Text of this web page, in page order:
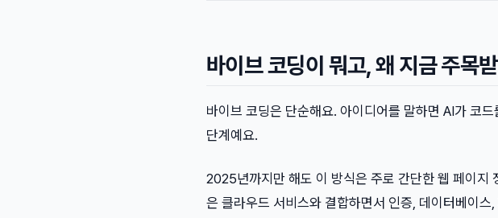
바이브 코딩이 뭐고, 왜 지금 주목
바이브 코딩은 단순해요. 아이디어를 말하면 AI가
단계예요.
2025년까지만 해도 이 방식은 주로 간단한 웹 페이
은 클라우드 서비스와 결합하면서 인증, 데이터베이